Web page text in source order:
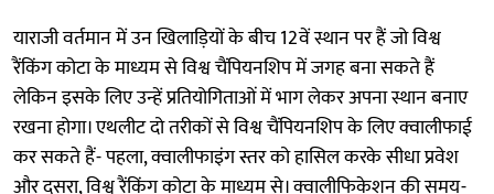
याराजी वर्तमान में उन खिलाड़ियों के बीच 12वें स्थान पर हैं जो विश्व
रैंकिंग कोटा के माध्यम से विश्व चैंपियनशिप में जगह बना सकते हैं
लेकिन इसके लिए उन्हें प्रतियोगिताओं में भाग लेकर अपना स्थान बनाए
रखना होगा। एथलीट दो तरीकों से विश्व चैंपियनशिप के लिए क्वालीफाई
कर सकते हैं- पहला, क्वालीफाइंग स्तर को हासिल करके सीधा प्रवेश
और दूसरा, विश्व रैंकिंग कोटा के माध्यम से। क्वालीफिकेशन की समय-